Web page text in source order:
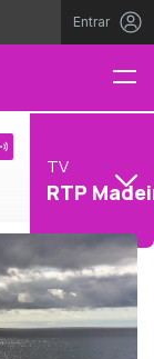
Entrar
TV
RTP